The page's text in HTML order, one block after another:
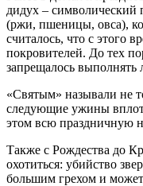
дидух – символический
(ржи, пшеницы, овса),
считалось, что с этого
покровителей. До тех
запрещалось выполнять
«Святым» называли не
следующие ужины
этом всю праздничную
Также с Рождества до
охотиться: убийство
большим грехом и может